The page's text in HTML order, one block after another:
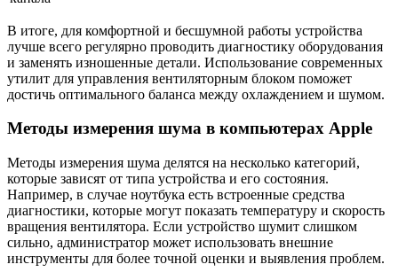
В итоге, для комфортной и бесшумной работы устройства
лучше всего регулярно проводить диагностику оборудования
и заменять изношенные детали. Использование современных
утилит для управления вентиляторным блоком поможет
достичь оптимального баланса между охлаждением и шумом.
Методы измерения шума в компьютерах Apple
Методы измерения шума делятся на несколько категорий,
которые зависят от типа устройства и его состояния.
Например, в случае ноутбука есть встроенные средства
диагностики, которые могут показать температуру и скорость
вращения вентилятора. Если устройство шумит слишком
сильно, администратор может использовать внешние
инструменты для более точной оценки и выявления проблем.